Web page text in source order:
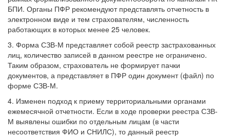
БПИ. Органы ПФР рекомендуют представлять отчетность в
электронном виде и тем страхователям, численность
работающих в которых менее 25 человек.
3. Форма СЗВ-М представляет собой реестр застрахованных
лиц, количество записей в данном реестре не ограничено.
Таким образом, страхователь не формирует пачки
документов, а представляет в ПФР один документ (файл) по
форме СЗВ-М.
4. Изменен подход к приему территориальными органами
ежемесячной отчетности. Если в ходе проверки реестра СЗВ-
М выявлены ошибки по отдельным лицам (в части
несоответствия ФИО и СНИЛС), то данный реестр